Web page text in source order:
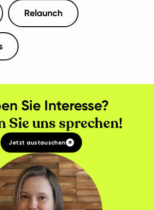
Relaunch
Sie Interesse?
Sie uns sprechen!
Jetzt austauschen